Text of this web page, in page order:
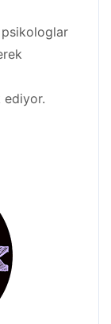
psikologlar
ediyor.